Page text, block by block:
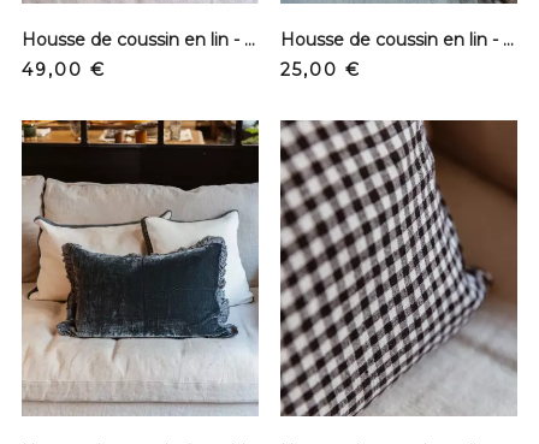
Housse de coussin en lin - Aquarelle - Owaka
Prix
49,00 €
Housse de coussin en lin - Sauge
Prix
25,00 €